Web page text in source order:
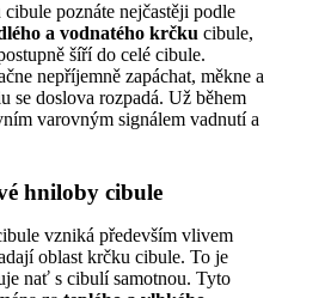
poznáte nejčastěji podle
a vodnatého krčku cibule,
šíří do celé cibule.
nepříjemně zapáchat, měkne a
se doslova rozpadá. Už během
varovným signálem vadnutí a
hniloby cibule
vzniká především vlivem
oblast krčku cibule. To je
nať s cibulí samotnou. Tyto